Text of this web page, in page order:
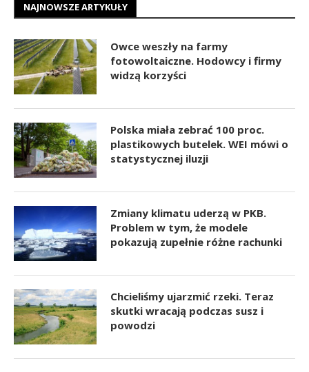
NAJNOWSZE ARTYKUŁY
Owce weszły na farmy
fotowoltaiczne. Hodowcy i firmy
widzą korzyści
Polska miała zebrać 100 proc.
plastikowych butelek. WEI mówi o
statystycznej iluzji
Zmiany klimatu uderzą w PKB.
Problem w tym, że modele
pokazują zupełnie różne rachunki
Chcieliśmy ujarzmić rzeki. Teraz
skutki wracają podczas susz i
powodzi